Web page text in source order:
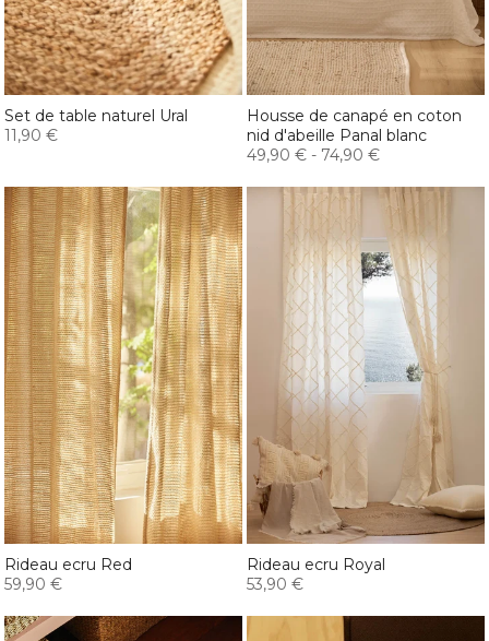
Set de table naturel Ural
11,90 €
Housse de canapé en coton
nid d'abeille Panal blanc
49,90 € - 74,90 €
Rideau ecru Red
59,90 €
Rideau ecru Royal
53,90 €